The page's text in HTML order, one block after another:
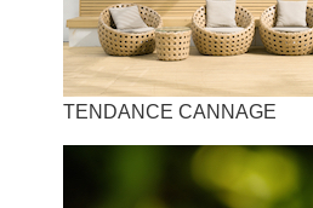
TENDANCE CANNAGE